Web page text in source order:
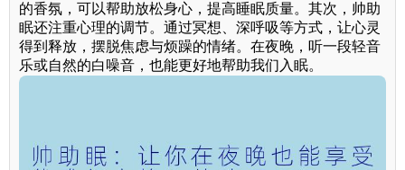
的香氛，可以帮助放松身心，提高睡眠质量。其次，帅助
眠还注重心理的调节。通过冥想、深呼吸等方式，让心灵
得到释放，摆脱焦虑与烦躁的情绪。在夜晚，听一段轻音
乐或自然的白噪音，也能更好地帮助我们入眠。